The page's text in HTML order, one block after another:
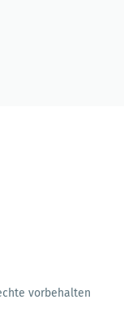
vorbehalten